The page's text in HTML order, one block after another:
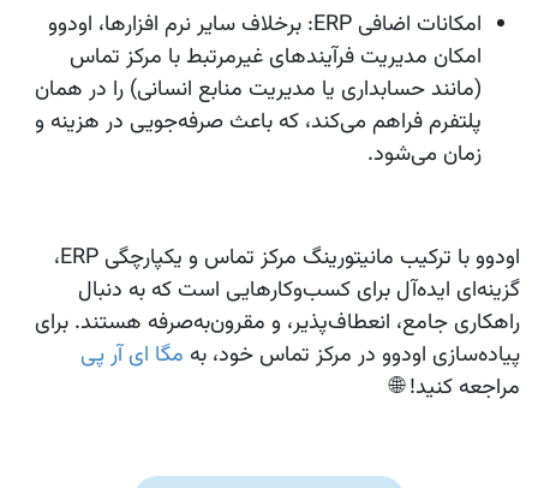
امکانات اضافی ERP:
برخلاف سایر نرم‌ افزارها، اودوو
امکان مدیریت فرآیندهای غیرمرتبط با مرکز تماس
(مانند حسابداری یا مدیریت منابع انسانی) را در همان
پلتفرم فراهم می‌کند، که باعث صرفه‌جویی در هزینه و
زمان می‌شود.
اودوو با ترکیب مانیتورینگ مرکز تماس و یکپارچگی ERP،
گزینه‌ای ایده‌آل برای کسب‌وکارهایی است که به دنبال
راهکاری جامع، انعطاف‌پذیر، و مقرون‌به‌صرفه هستند. برای
پیاده‌سازی اودوو در مرکز تماس خود، به مگا ای آر پی
مراجعه کنید! 🌐